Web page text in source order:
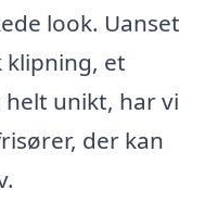
look. Uanset
klipning, et
unikt, har vi
der kan